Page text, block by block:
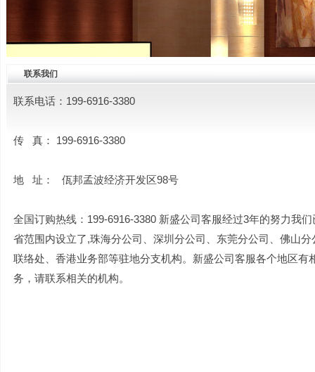
联系我们
联系电话：199-6916-3380
传 真： 199-6916-3380
地 址： 佤邦孟波经济开发区98号
全国订购热线： 199-6916-3380 新盛公司客服经过3年的努力我
省范围内设立了,珠海分公司、深圳分公司、东莞分公司、佛山分
联络处、香港业务部等驻地分支机构。 新盛公司客服各个地区有
务，请联系相关的机构。